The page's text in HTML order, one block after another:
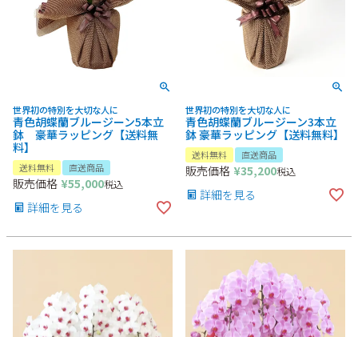
色とデザイン:
装飾:
記載内容:
世界初の特別を大切な人に
青色胡蝶蘭ブルージーン5本立
鉢 豪華ラッピング【送料無
料】
送料無料 直送商品
販売価格 ¥55,000税込
詳細を見る
世界初の特別を大切な人に
青色胡蝶蘭ブルージーン3本立
鉢 豪華ラッピング【送料無料】
送料無料 直送商品
販売価格 ¥35,200税込
詳細を見る